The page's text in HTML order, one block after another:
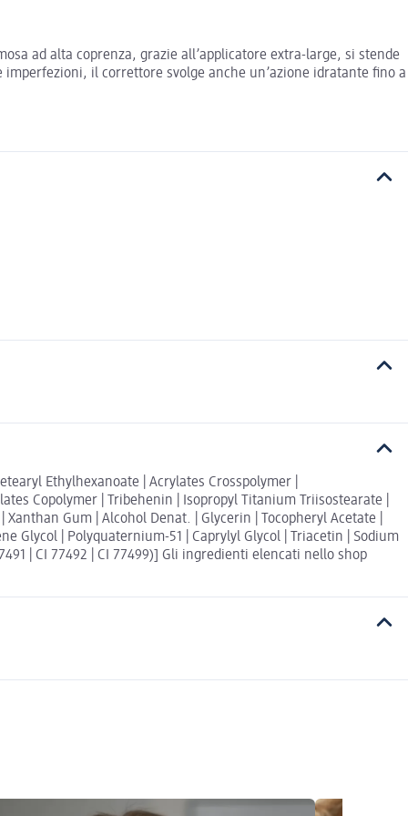
ad alta coprenza, grazie all’applicatore extra-large, si stende
il correttore svolge anche un’azione idratante fino a
Ethylhexanoate | Acrylates Crosspolymer |
Copolymer | Tribehenin | Isopropyl Titanium Triisostearate |
Gum | Alcohol Denat. | Glycerin | Tocopheryl Acetate |
Glycol | Polyquaternium-51 | Caprylyl Glycol | Triacetin | Sodium
| CI 77492 | CI 77499)] Gli ingredienti elencati nello shop